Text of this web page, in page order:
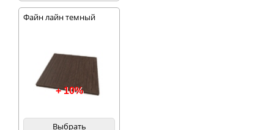
Файн лайн темный
+ 10%
Выбрать